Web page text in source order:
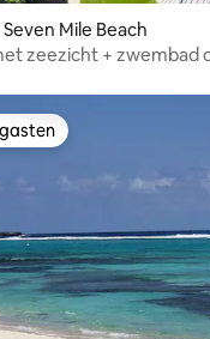
Mile Beach
zeezicht + zwembad
gasten